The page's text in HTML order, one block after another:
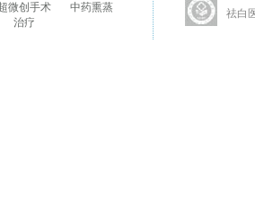
微创手术
治疗
中药熏蒸 祛白